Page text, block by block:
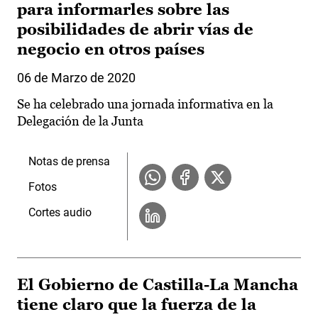
para informarles sobre las
posibilidades de abrir vías de
negocio en otros países
06 de Marzo de 2020
Se ha celebrado una jornada informativa en la
Delegación de la Junta
Notas de prensa
Fotos
Cortes audio
El Gobierno de Castilla-La Mancha
tiene claro que la fuerza de la